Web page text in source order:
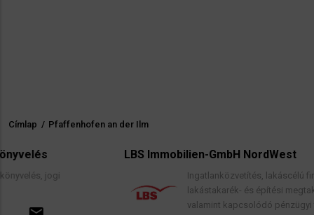
Morzsa
Címlap / Pfaffenhofen an der Ilm
LBS Immobilien-GmbH NordWest
Ingatlanközvetítés, lakáscélú
lakástakarék- és építési megtakarítási
valamint kapcsolódó pénzügyi tanácsadás.